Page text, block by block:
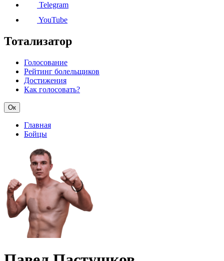
Telegram
YouTube
Тотализатор
Голосование
Рейтинг болельщиков
Достижения
Как голосовать?
Ок
Главная
Бойцы